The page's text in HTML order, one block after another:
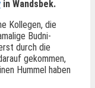
in Wandsbek.
Kollegen, die
Budni-
durch die
gekommen,
Hummel haben